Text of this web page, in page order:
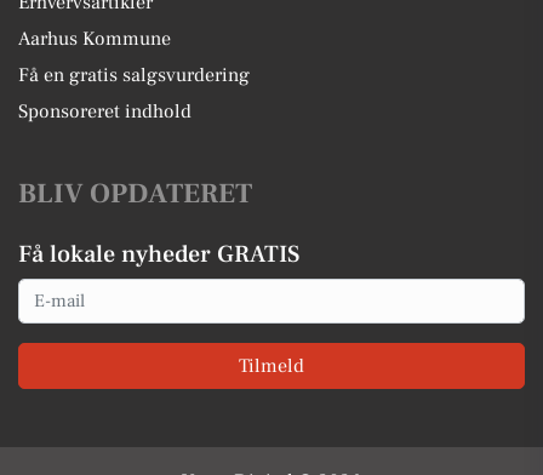
Aarhus Kommune
Få en gratis salgsvurdering
Sponsoreret indhold
BLIV OPDATERET
Få lokale nyheder GRATIS
Email
Tilmeld